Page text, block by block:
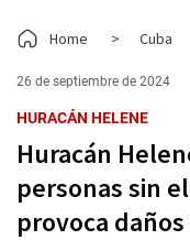
Home > Cuba
26 de septiembre de 2024
HURACÁN HELENE
Huracán
personas sin
provoca